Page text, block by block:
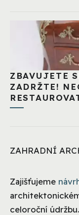
ZBAVUJETE
ZADRŽTE!
ZAHRADNÍ
Zajišťujeme
celoroční údržbu.